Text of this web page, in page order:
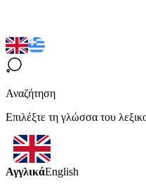
Αναζήτηση
Επιλέξτε τη γλώσσα του
ΑγγλικάEnglish